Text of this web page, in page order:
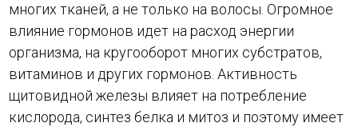
многих тканей, а не только на волосы. Огромное
влияние гормонов идет на расход энергии
организма, на кругооборот многих субстратов,
витаминов и других гормонов. Активность
щитовидной железы влияет на потребление
кислорода, синтез белка и митоз и поэтому имеет